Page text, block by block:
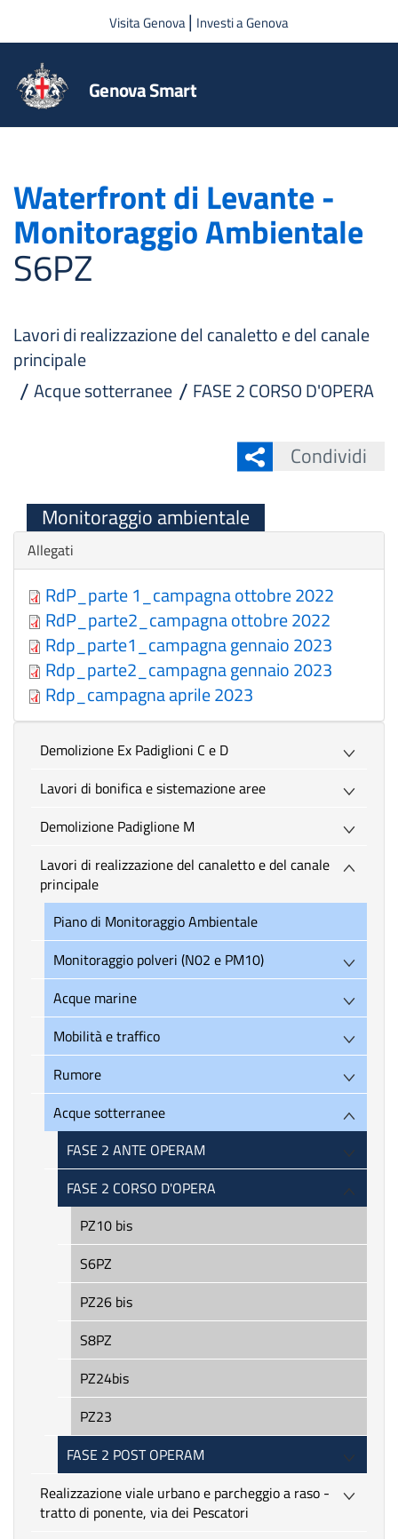
Salta al contenuto principale
Visita Genova| Investi a Genova
Genova Smart
Waterfront di Levante -
Monitoraggio Ambientale
S6PZ
Lavori di realizzazione del canaletto e del canale
principale
Acque sotterranee
FASE 2 CORSO D'OPERA
Condividi
Monitoraggio ambientale
Nascondi
Allegati
RdP_parte 1_campagna ottobre 2022
RdP_parte2_campagna ottobre 2022
Rdp_parte1_campagna gennaio 2023
Rdp_parte2_campagna gennaio 2023
Rdp_campagna aprile 2023
Demolizione Ex Padiglioni C e D
Lavori di bonifica e sistemazione aree
Demolizione Padiglione M
Lavori di realizzazione del canaletto e del canale
principale
Piano di Monitoraggio Ambientale
Monitoraggio polveri (N02 e PM10)
Acque marine
Mobilità e traffico
Rumore
Acque sotterranee
FASE 2 ANTE OPERAM
FASE 2 CORSO D'OPERA
PZ10 bis
S6PZ
PZ26 bis
S8PZ
PZ24bis
PZ23
FASE 2 POST OPERAM
Realizzazione viale urbano e parcheggio a raso -
tratto di ponente, via dei Pescatori